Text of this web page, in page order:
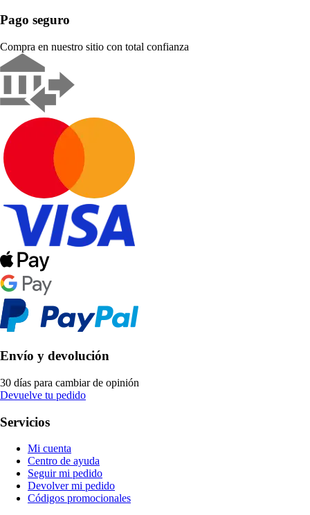
Pago seguro
Compra en nuestro sitio con total confianza
Envío y devolución
30 días para cambiar de opinión
Devuelve tu pedido
Servicios
Mi cuenta
Centro de ayuda
Seguir mi pedido
Devolver mi pedido
Códigos promocionales